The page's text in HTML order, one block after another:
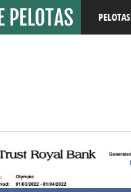
PELOTAS